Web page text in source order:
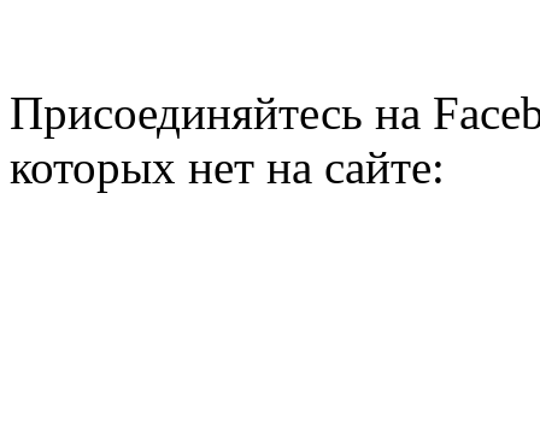
Присоединяйтесь на
которых нет на сайте: